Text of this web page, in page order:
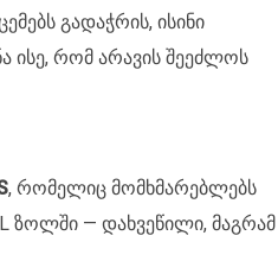
გადაჭრის, ისინი
ისე, რომ არავის შეეძლოს
, რომელიც მომხმარებლებს
ზოლში — დახვეწილი, მაგრამ